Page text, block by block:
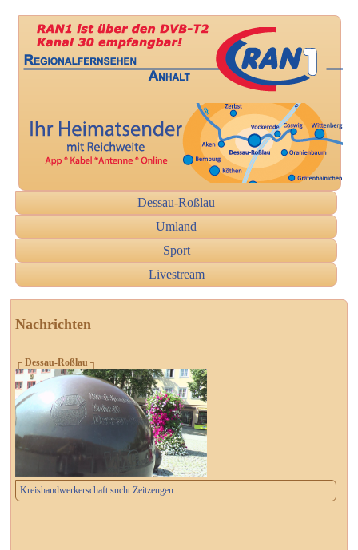
Dessau-Roßlau
Umland
Sport
Livestream
Nachrichten
┌ Dessau-Roßlau ┐
Kreishandwerkerschaft sucht Zeitzeugen